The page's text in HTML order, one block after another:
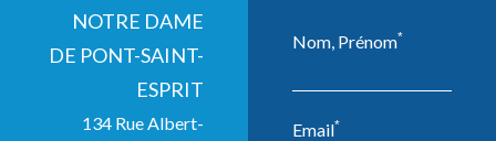
NOTRE DAME
DE PONT-SAINT-
ESPRIT
134 Rue Albert-
Nom, Prénom*
Email*